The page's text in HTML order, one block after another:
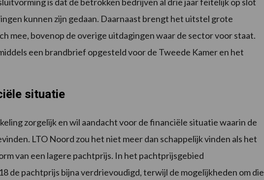
kunnen zijn gedaan. Daarnaast brengt het uitstel grote
mee, bovenop de overige uitdagingen waar de sector voor staat.
een brandbrief opgesteld voor de Tweede Kamer en het
situatie
zorgelijk en wil aandacht voor de financiële situatie waarin de
LTO Noord zou het niet meer dan schappelijk vinden als het
van een lagere pachtprijs. In het pachtprijsgebied
de pachtprijs bijna verdrievoudigd, terwijl de mogelijkheden om die